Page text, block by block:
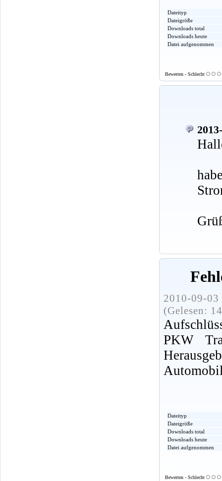
Dateityp
Dateigröße
Downloads total
Downloads heute
Datei aufgenommen
Bewerten - Schlecht
2010-09-
(Gelesen:
PKW
Dateityp
Dateigröße
Downloads total
Downloads heute
Datei aufgenommen
Bewerten - Schlecht